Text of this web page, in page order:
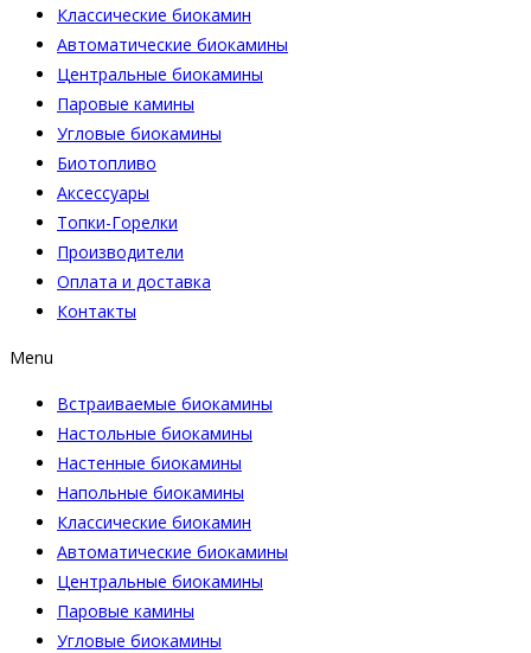
Классические биокамин
Автоматические биокамины
Центральные биокамины
Паровые камины
Угловые биокамины
Биотопливо
Аксессуары
Топки-Горелки
Производители
Оплата и доставка
Контакты
Menu
Встраиваемые биокамины
Настoльные биокамины
Настенные биокамины
Напольные биокамины
Классические биокамин
Автоматические биокамины
Центральные биокамины
Паровые камины
Угловые биокамины